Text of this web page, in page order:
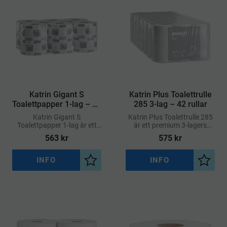
​Katrin Gigant S
Toalettpapper 1-lag – 12
rullar
Katrin Gigant S
Toalettpapper 1-lag är ett
funktionellt och hållbart
toalettpapper i
storförpackning, anpassat
för toaletter med hög
genomströmning av
563 kr
Lägg till i önskelista
INFO
​Katrin Plus Toalettrulle
285 3-lag – 42 rullar
Katrin Plus Toalettrulle 285
är ett premium 3-lagers
toalettpapper med utmärkt
styrka, hög
absorptionsförmåga och en
extra mjuk yta
575 kr
Lägg
INFO